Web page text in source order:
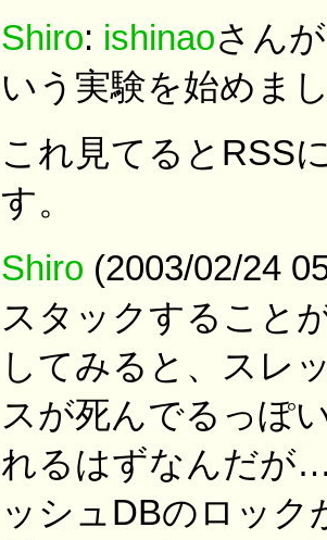
Shiro: ishinaoさん
いう実験を始めま
これ見てるとRSS
す。
Shiro (2003/02/24
スタックすること
してみると、スレ
スが死んでるっぽ
れるはずなんだが
ッシュDBのロッ